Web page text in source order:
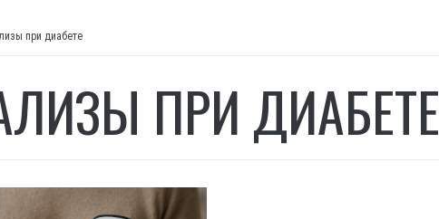
при диабете
ПРИ ДИАБЕТЕ